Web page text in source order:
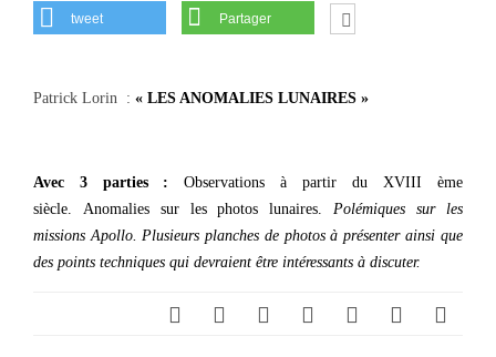
tweet Partager
Patrick Lorin : « LES ANOMALIES LUNAIRES »
Avec 3 parties : Observations à partir du XVIII ème
siècle. Anomalies sur les photos lunaires. Polémiques sur les
missions Apollo. Plusieurs planches de photos à présenter ainsi que
des points techniques qui devraient être intéressants à discuter.